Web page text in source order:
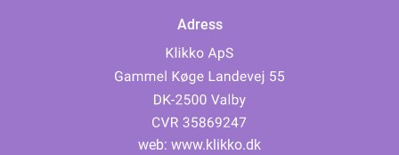
Adress
web: www.klikko.dk